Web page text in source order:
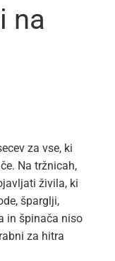
na
za vse, ki
Na tržnicah,
živila, ki
šparglji,
in špinača niso
za hitra